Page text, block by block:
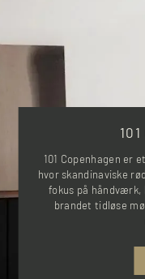
101 Copenhagen er
hvor skandinaviske
fokus på
brandet tidløse